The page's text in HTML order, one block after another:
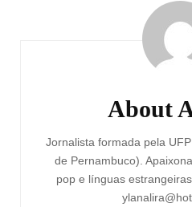
About
Jornalista formada pela
de Pernambuco).
pop e línguas